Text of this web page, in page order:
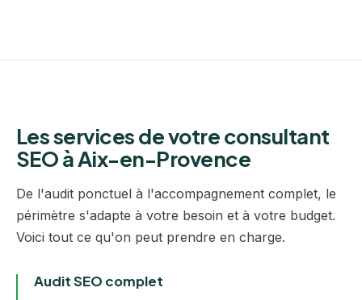
Les services de votre consultant
SEO à Aix-en-Provence
De l'audit ponctuel à l'accompagnement complet, le
périmètre s'adapte à votre besoin et à votre budget.
Voici tout ce qu'on peut prendre en charge.
Audit SEO complet